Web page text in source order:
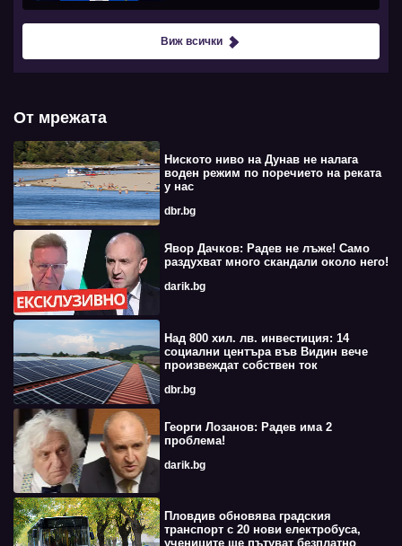
Виж всички
От мрежата
Ниското ниво на Дунав не налага
воден режим по поречието на реката
у нас
dbr.bg
Явор Дачков: Радев не лъже! Само
раздухват много скандали около него!
darik.bg
Над 800 хил. лв. инвестиция: 14
социални центъра във Видин вече
произвеждат собствен ток
dbr.bg
Георги Лозанов: Радев има 2
проблема!
darik.bg
Пловдив обновява градския
транспорт с 20 нови електробуса,
учениците ще пътуват безплатно